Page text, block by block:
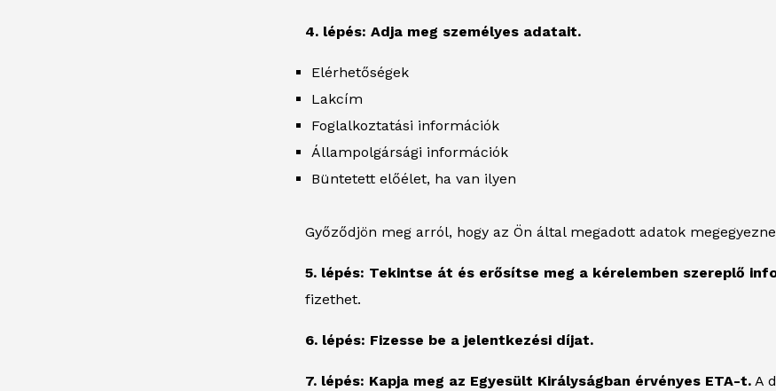
4. lépés: Adja meg személyes adatait.
Elérhetőségek
Lakcím
Foglalkoztatási információk
Állampolgársági információk
Büntetett előélet, ha van ilyen
Győződjön meg arról, hogy az Ön által megadott adatok
5. lépés: Tekintse át és erősítse meg a kérelemben szereplő
fizethet.
6. lépés: Fizesse be a jelentkezési díjat.
7. lépés: Kapja meg az Egyesült Királyságban érvényes ETA-t. A